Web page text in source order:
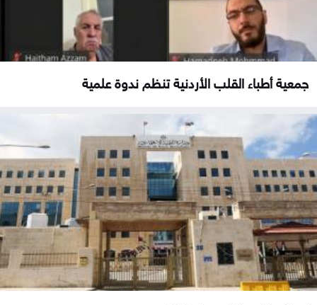
جمعية أطباء القلب الأردنية تنظم ندوة علمية